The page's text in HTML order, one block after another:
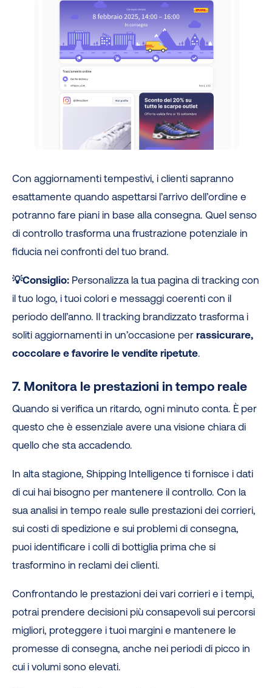
Con aggiornamenti tempestivi, i clienti sapranno
esattamente quando aspettarsi l’arrivo dell’ordine e
potranno fare piani in base alla consegna. Quel senso
di controllo trasforma una frustrazione potenziale in
fiducia nei confronti del tuo brand.
💡Consiglio: Personalizza la tua pagina di tracking con
il tuo logo, i tuoi colori e messaggi coerenti con il
periodo dell’anno. Il tracking brandizzato trasforma i
soliti aggiornamenti in un’occasione perrassicurare,
coccolare e favorire le vendite ripetute.
7. Monitora le prestazioni in tempo reale
Quando si verifica un ritardo, ogni minuto conta. È per
questo che è essenziale avere una visione chiara di
quello che sta accadendo.
In alta stagione, Shipping Intelligence ti fornisce i dati
di cui hai bisogno per mantenere il controllo. Con la
sua analisi in tempo reale sulle prestazioni dei corrieri,
sui costi di spedizione e sui problemi di consegna,
puoi identificare i colli di bottiglia prima che si
trasformino in reclami dei clienti.
Confrontando le prestazioni dei vari corrieri e i tempi,
potrai prendere decisioni più consapevoli sui percorsi
migliori, proteggere i tuoi margini e mantenere le
promesse di consegna, anche nei periodi di picco in
cui i volumi sono elevati.